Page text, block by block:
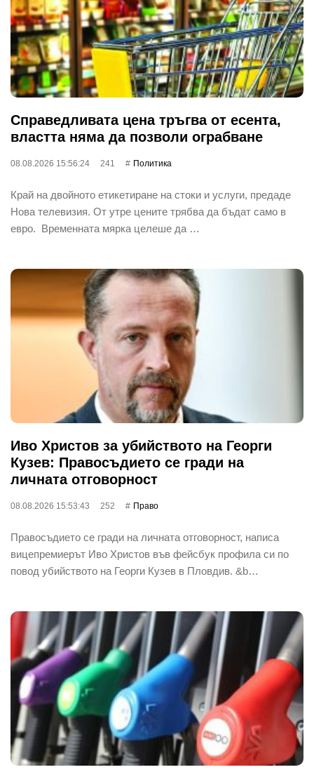
Справедливата цена тръгва от есента,
властта няма да позволи ограбване
08.08.2026 15:56:24 241 Политика
Край на двойното етикетиране на стоки и услуги, предаде
Нова телевизия. От утре цените трябва да бъдат само в
евро. Временната мярка целеше да …
Иво Христов за убийството на Георги
Кузев: Правосъдието се гради на
личната отговорност
08.08.2026 15:53:43 252 Право
Правосъдието се гради на личната отговорност, написа
вицепремиерът Иво Христов във фейсбук профила си по
повод убийството на Георги Кузев в Пловдив. &b…